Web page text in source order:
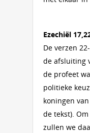
Ezechiël
De verzen
de afsluiting
de profeet
politieke
koningen van
de tekst).
zullen we